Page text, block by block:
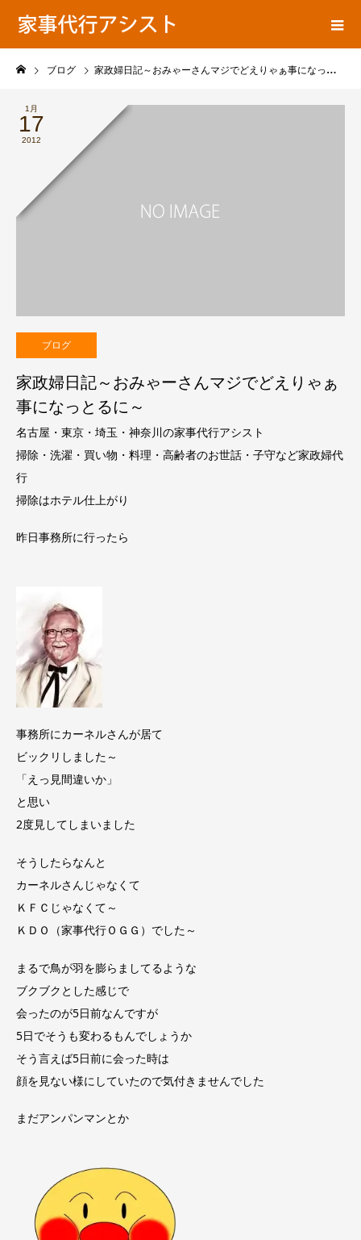
家事代行ブログ
シ
ス
の
ブログ 家政婦日記～おみゃーさんマジでどえりゃぁ事になっとるに～
1月
17
2012
ブログ
家政婦日記～おみゃーさんマジでどえりゃぁ
事になっとるに～
名古屋・東京・埼玉・神奈川の家事代行アシスト
掃除・洗濯・買い物・料理・高齢者のお世話・子守など家政婦代
行
掃除はホテル仕上がり
昨日事務所に行ったら
事務所にカーネルさんが居て
ビックリしました～
「えっ 見間違いか 」
と思い
2度見してしまいました
そうしたらなんと
カーネルさんじゃなくて
ＫＦＣじゃなくて～
ＫＤＯ（家事代行ＯＧＧ）でした～
まるで鳥が羽を膨らましてるような
ブクブクとした感じで
会ったのが5日前なんですが
5日でそうも変わるもんでしょうか
そう言えば5日前に会った時は
顔を見ない様にしていたので気付きませんでした
まだアンパンマンとか